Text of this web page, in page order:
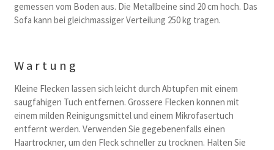
gemessen vom Boden aus. Die Metallbeine sind 20 cm hoch. Das
Sofa kann bei gleichmassiger Verteilung 250 kg tragen.
Wartung
Kleine Flecken lassen sich leicht durch Abtupfen mit einem
saugfahigen Tuch entfernen. Grossere Flecken konnen mit
einem milden Reinigungsmittel und einem Mikrofasertuch
entfernt werden. Verwenden Sie gegebenenfalls einen
Haartrockner, um den Fleck schneller zu trocknen. Halten Sie